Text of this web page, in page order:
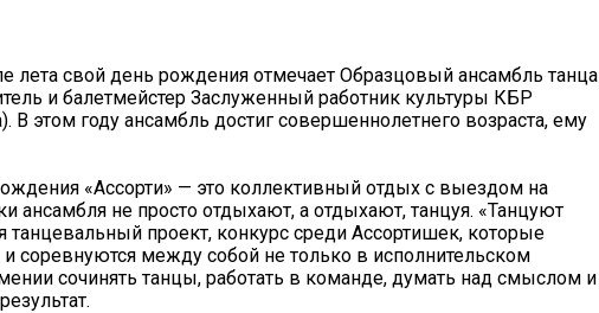
лета свой день рождения отмечает Образцовый ансамбль танца
и балетмейстер Заслуженный работник культуры КБР
В этом году ансамбль достиг совершеннолетнего возраста, ему
«Ассорти» — это коллективный отдых с выездом на
ансамбля не просто отдыхают, а отдыхают, танцуя. «Танцуют
танцевальный проект, конкурс среди Ассортишек, которые
соревнуются между собой не только в исполнительском
сочинять танцы, работать в команде, думать над смыслом и